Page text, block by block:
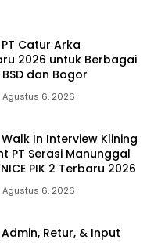
Catur Arka
2026 untuk Berbagai
dan Bogor
Agustus 6, 2026
In Interview Klining
PT Serasi Manunggal
PIK 2 Terbaru 2026
Agustus 6, 2026
Retur, & Input